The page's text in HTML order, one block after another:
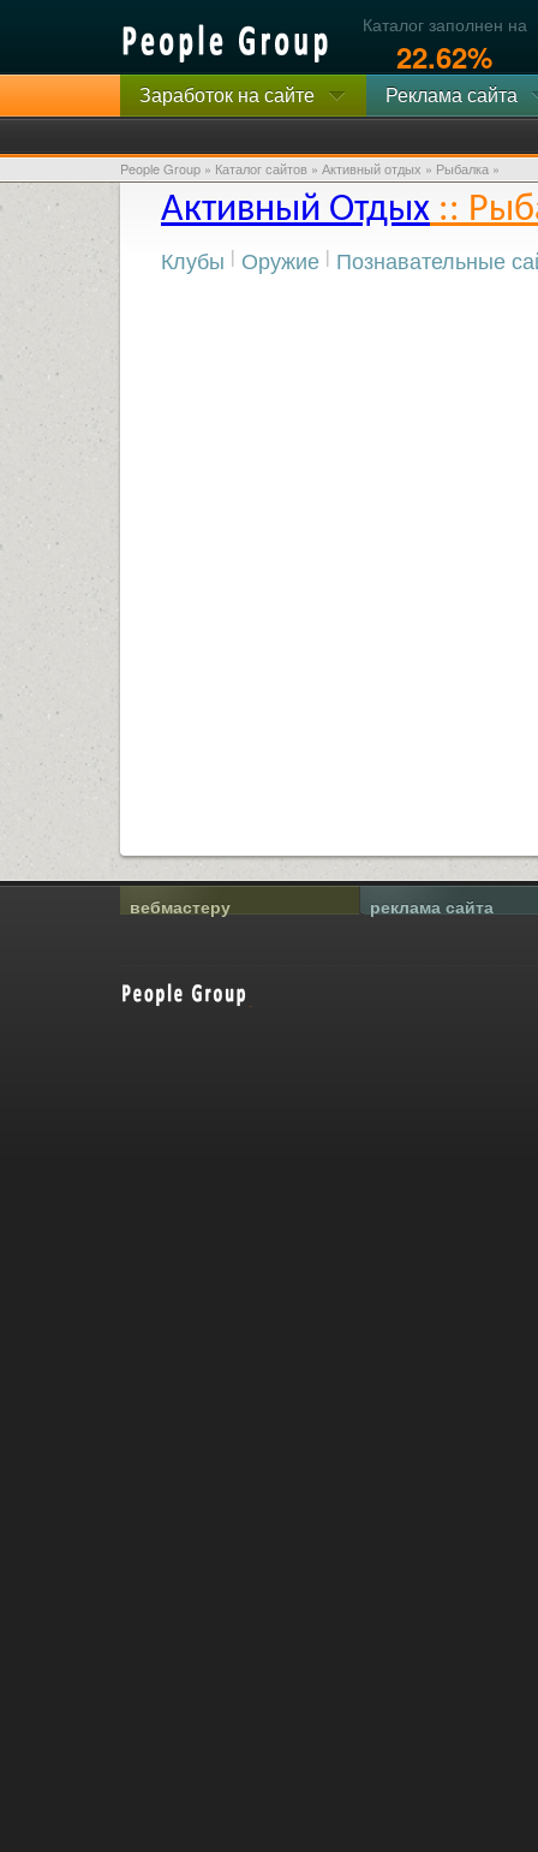
Каталог заполнен на
22.62%
Заработок на сайте Реклама сайта
People Group » Каталог сайтов » Активный отдых » Рыбалка »
Активный Отдых ::
Клубы | Оружие | Познавательные
вебмастеру реклама сайта